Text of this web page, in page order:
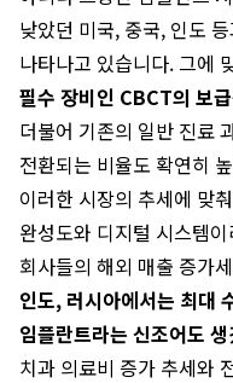
낮았던 미국, 중국, 인도
나타나고 있습니다. 그에
필수 장비인 CBCT의 보
더불어 기존의 일반 진료
전환되는 비율도 확연히
이러한 시장의 추세에 맞
완성도와 디지털 시스템
회사들의 해외 매출 증가
인도, 러시아에서는 최대
임플란트라는 신조어도
치과 의료비 증가 추세와